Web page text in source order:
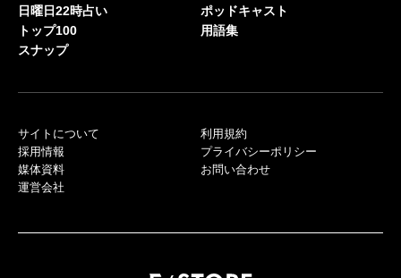
日曜日22時占い
トップ100
スナップ
ポッドキャスト
用語集
サイトについて
採用情報
媒体資料
運営会社
利用規約
プライバシーポリシー
お問い合わせ